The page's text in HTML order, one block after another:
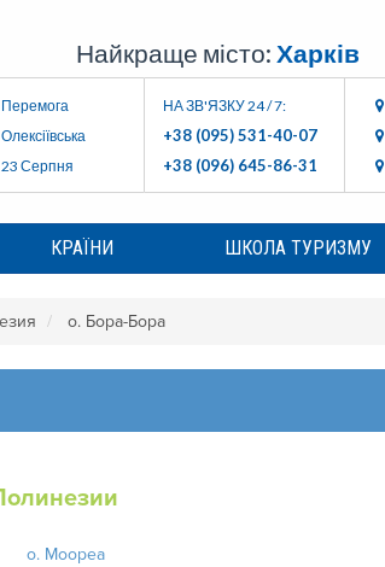
Найкраще місто: Харків
Серпня
НА ЗВ'ЯЗКУ 24 / 7:
+38 (095) 531-40-07
+38 (096) 645-86-31
КРАЇНИ ШКОЛА ТУРИЗМУ
о. Бора-Бора
о. Моореа